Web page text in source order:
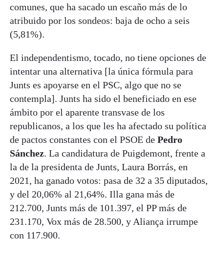
comunes, que ha sacado un escaño más de lo
atribuido por los sondeos: baja de ocho a seis
(5,81%).
El independentismo, tocado, no tiene opciones de
intentar una alternativa [la única fórmula para
Junts es apoyarse en el PSC, algo que no se
contempla]. Junts ha sido el beneficiado en ese
ámbito por el aparente transvase de los
republicanos, a los que les ha afectado su política
de pactos constantes con el PSOE de Pedro
Sánchez. La candidatura de Puigdemont, frente a
la de la presidenta de Junts, Laura Borrás, en
2021, ha ganado votos: pasa de 32 a 35 diputados,
y del 20,06% al 21,64%. Illa gana más de
212.700, Junts más de 101.397, el PP más de
231.170, Vox más de 28.500, y Aliança irrumpe
con 117.900.